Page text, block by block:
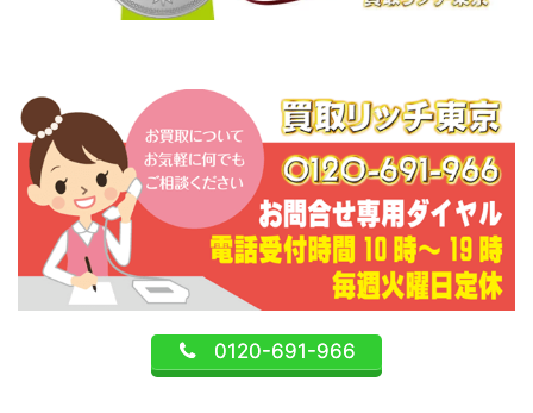
0120-691-966